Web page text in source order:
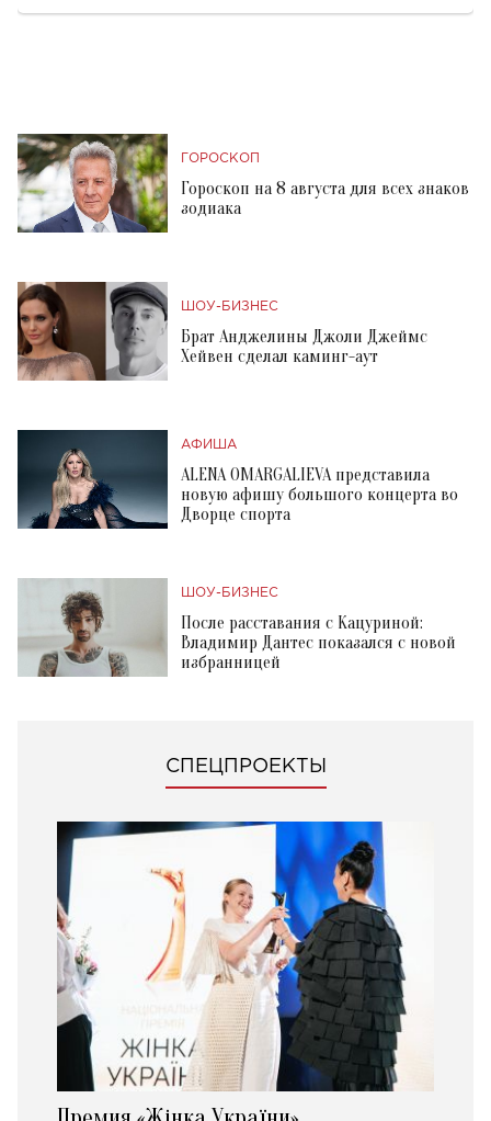
ГОРОСКОП
Гороскоп на 8 августа для всех знаков
зодиака
ШОУ-БИЗНЕС
Брат Анджелины Джоли Джеймс
Хейвен сделал каминг-аут
АФИША
ALENA OMARGALIEVA представила
новую афишу большого концерта во
Дворце спорта
ШОУ-БИЗНЕС
После расставания с Кацуриной:
Владимир Дантес показался с новой
избранницей
СПЕЦПРОЕКТЫ